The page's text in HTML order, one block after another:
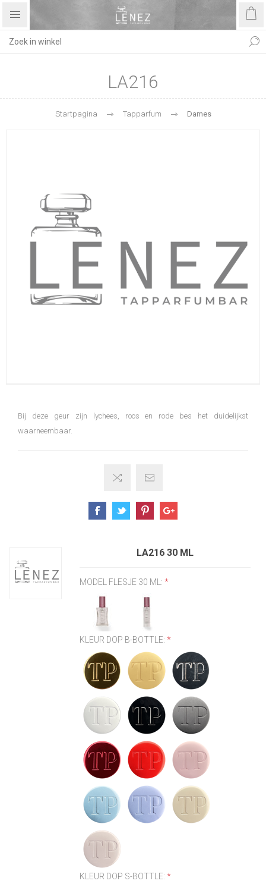
LA216
Startpagina Tapparfum Dames
Bij deze geur zijn lychees, roos en rode bes het duidelijkst
waarneembaar.
LA216 30 ML
MODEL FLESJE 30 ML:*
KLEUR DOP B-BOTTLE:*
KLEUR DOP S-BOTTLE:*